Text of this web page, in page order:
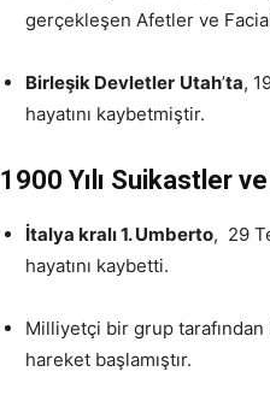
gerçekleşen Afetler ve
Birleşik Devletler Utah’ta,
hayatını kaybetmiştir.
1900 Yılı Suikastler
İtalya kralı 1. Umberto, 29
hayatını kaybetti.
Milliyetçi bir grup tarafından
hareket başlamıştır.